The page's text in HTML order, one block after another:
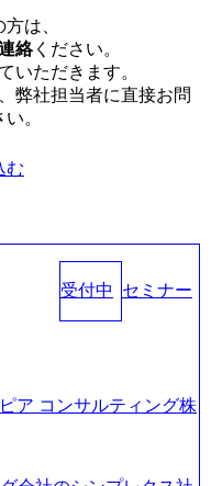
は、
絡ください。
いただきます。
弊社担当者に直接お問
。
む
受付中 セミナー
ア コンサルティング株